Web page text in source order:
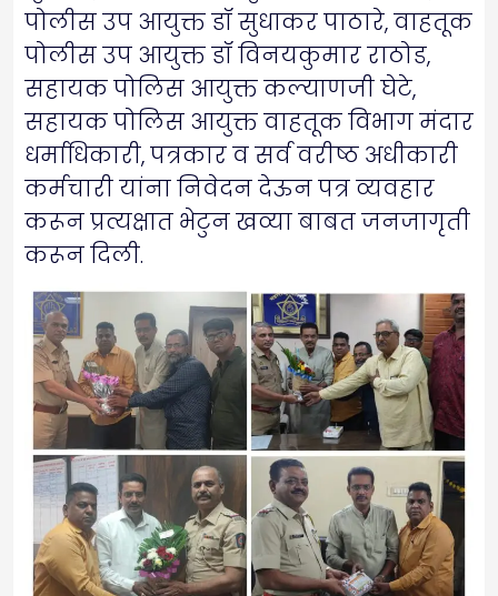
पोलीस उप आयुक्त डॉ सुधाकर पाठारे, वाहतूक
पोलीस उप आयुक्त डॉ विनयकुमार राठोड,
सहायक पोलिस आयुक्त कल्याणजी घेटे,
सहायक पोलिस आयुक्त वाहतूक विभाग मंदार
धर्माधिकारी, पत्रकार व सर्व वरीष्ठ अधीकारी
कर्मचारी यांना निवेदन देऊन पत्र व्यवहार
करून प्रत्यक्षात भेटुन खव्या बाबत जनजागृती
करून दिली.